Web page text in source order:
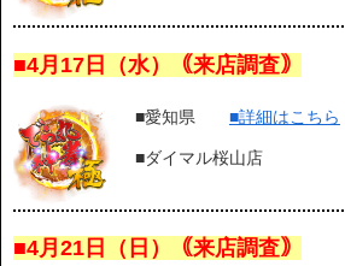
■4月17日（水）｟来店調査｠
■愛知県 ■詳細はこちら
■ダイマル桜山店
■4月21日（日）｟来店調査｠